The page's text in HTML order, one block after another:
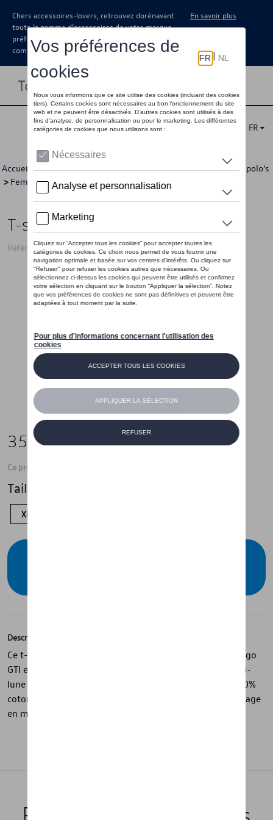
Chers accessoires-lovers, retrouvez dorénavant
toute la gamme d’accessoires de votre marque
préférée sous forme de catalogue à
commander auprès de votre concessionaire.
En savoir plus
Toggle navigation
FR
Accueil >Pour vous >GTI Collection >Vêtements >T-shirts/polo's
> Femmes > Détail
T-shirt VW GTI, blanc
Référence: 3A4084210AD084
35,01 €
Ce produit n'est actuellement pas de stock
Taille
XL
Description
Ce t-shirt de la collection GTI présente un col rond, un logo
GTI en forme de cœur sur la poitrine gauche et une demi-
lune dans le motif GTI au niveau du cou. Fabriqué en 100%
coton pour un confort optimal. Conseils d'entretien : lavage
en machine à 30°. Ne pas sécher au sèche-linge.
Produits recommandés